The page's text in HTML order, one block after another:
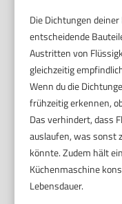
Die Dichtungen
entscheidende
Austritten von
gleichzeitig
Wenn du die
frühzeitig erkennen,
Das verhindert, dass
auslaufen, was sonst
könnte. Zudem hält
Küchenmaschine
Lebensdauer.